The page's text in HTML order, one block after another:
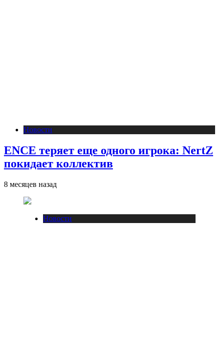
Новости
ENCE теряет еще одного игрока: NertZ
покидает коллектив
8 месяцев назад
Новости